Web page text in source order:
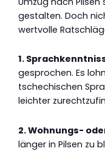
gestalten. Doch
wertvolle
1.
gesprochen. Es
tschechischen
leichter
2. Wohnungs-
länger in Pilsen zu